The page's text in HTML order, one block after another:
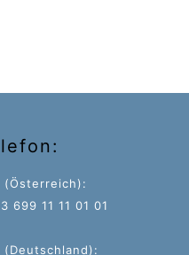
(Österreich):
699 11 11 01 01
(Deutschland):